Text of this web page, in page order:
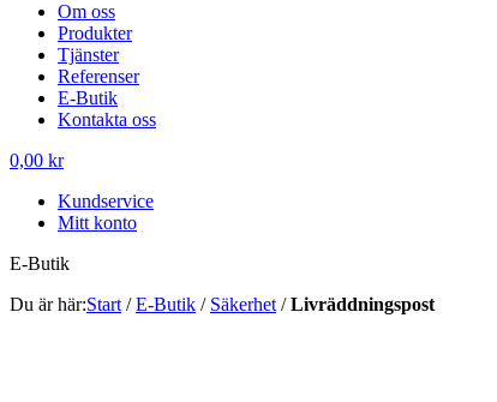
Om oss
Produkter
Tjänster
Referenser
E-Butik
Kontakta oss
0,00 kr
Kundservice
Mitt konto
E-Butik
Du är här:Start / E-Butik / Säkerhet / Livräddningspost